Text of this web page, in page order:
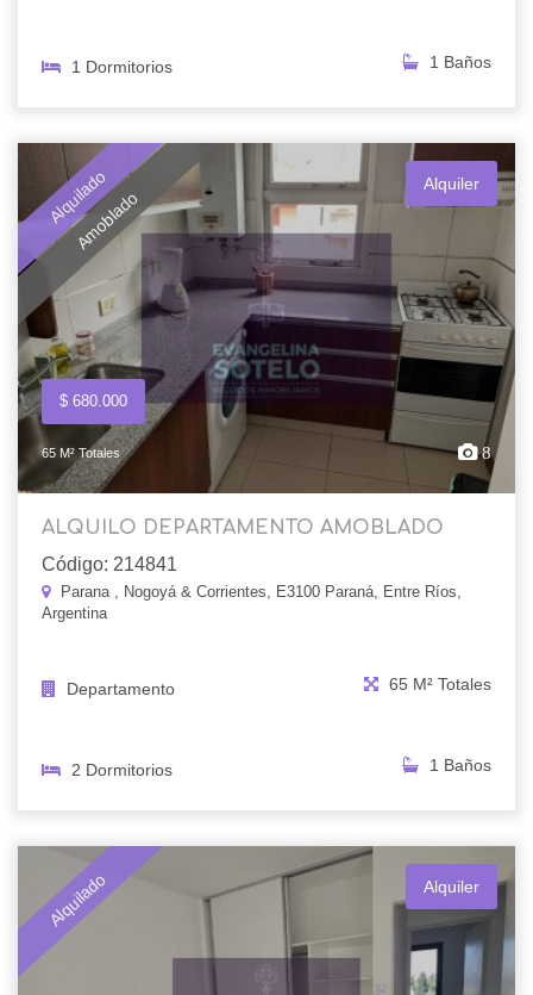
1 Dormitorios 1 Baños
Alquilado
Amoblado
Alquiler
$ 680.000
65 M² Totales 8
ALQUILO DEPARTAMENTO AMOBLADO
Código: 214841
Parana , Nogoyá & Corrientes, E3100 Paraná, Entre Ríos,
Argentina
Departamento 65 M² Totales
2 Dormitorios 1 Baños
Alquilado Alquiler